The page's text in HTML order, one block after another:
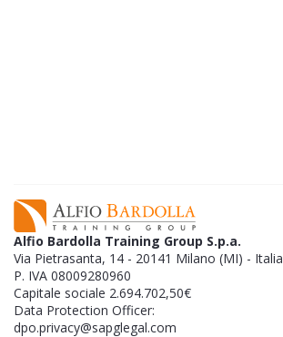
Alfio Bardolla Training Group S.p.a.
Via Pietrasanta, 14 - 20141 Milano (MI) - Italia
P. IVA 08009280960
Capitale sociale 2.694.702,50€
Data Protection Officer:
dpo.privacy@sapglegal.com